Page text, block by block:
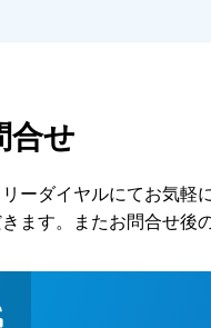
合せ
ーダイヤルにてお気軽
ます。またお問合せ後